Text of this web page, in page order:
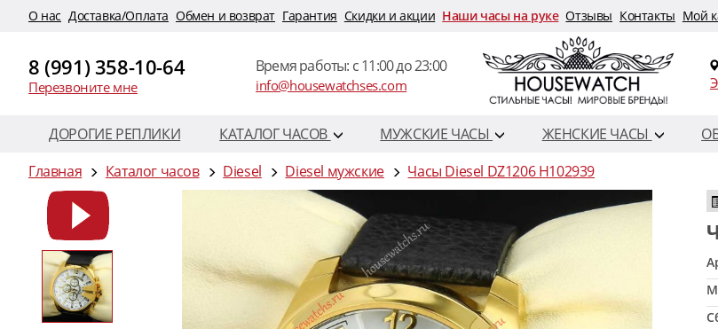
O нас Доставка/Оплата Обмен и возврат Гарантия Скидки и акции Наши часы на руке Отзывы Контакты Мой
8 (991) 358-10-64
Перезвоните мне
Время работы: c 11:00 до 23:00
info@housewatchses.com
ДОРОГИЕ РЕПЛИКИ КАТАЛОГ ЧАСОВ МУЖСКИЕ ЧАСЫ ЖЕНСКИЕ ЧАСЫ
Главная
Каталог часов Diesel Diesel мужские Часы Diesel DZ1206 H102939